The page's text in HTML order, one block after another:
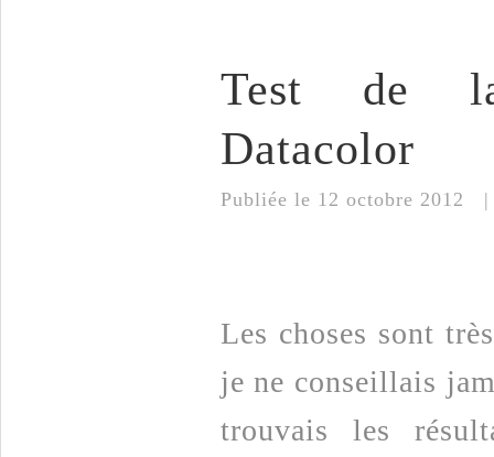
Test de la
Datacolor
Publiée le 12 octobre 2012
Les choses sont
je ne conseillais
trouvais les